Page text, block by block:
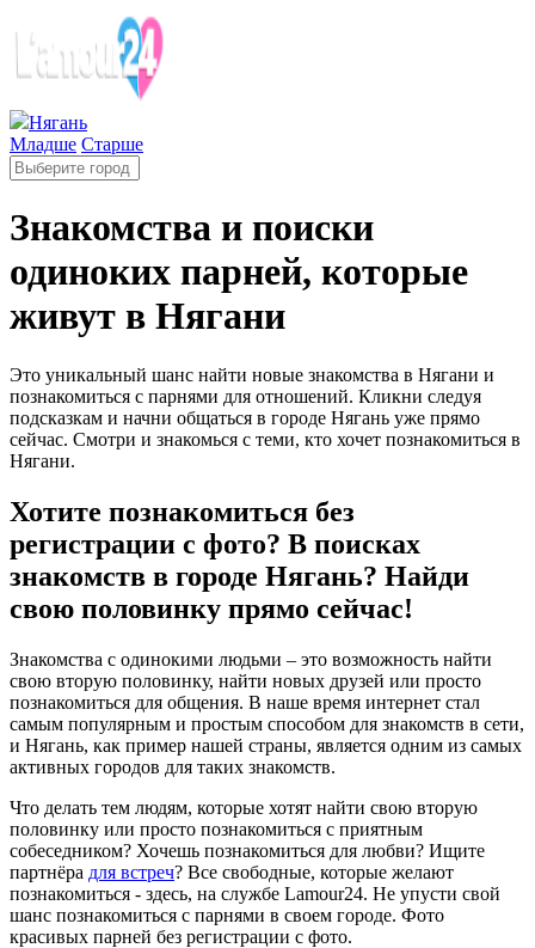
Нягань
Младше Старше
Знакомства и поиски
одиноких парней, которые
живут в Нягани
Это уникальный шанс найти новые знакомства в Нягани и
познакомиться с парнями для отношений. Кликни следуя
подсказкам и начни общаться в городе Нягань уже прямо
сейчас. Смотри и знакомься с теми, кто хочет познакомиться в
Нягани.
Хотите познакомиться без
регистрации с фото? В поисках
знакомств в городе Нягань? Найди
свою половинку прямо сейчас!
Знакомства с одинокими людьми – это возможность найти
свою вторую половинку, найти новых друзей или просто
познакомиться для общения. В наше время интернет стал
самым популярным и простым способом для знакомств в сети,
и Нягань, как пример нашей страны, является одним из самых
активных городов для таких знакомств.
Что делать тем людям, которые хотят найти свою вторую
половинку или просто познакомиться с приятным
собеседником? Хочешь познакомиться для любви? Ищите
партнёра для встреч? Все свободные, которые желают
познакомиться - здесь, на службе Lamour24. Не упусти свой
шанс познакомиться с парнями в своем городе. Фото
красивых парней без регистрации с фото.